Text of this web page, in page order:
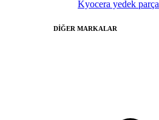
Kyocera yedek parça
DİĞER MARKALAR